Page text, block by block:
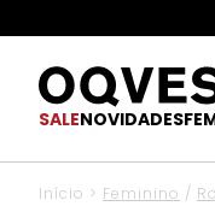
SALENOVIDADES
Início > Feminino /